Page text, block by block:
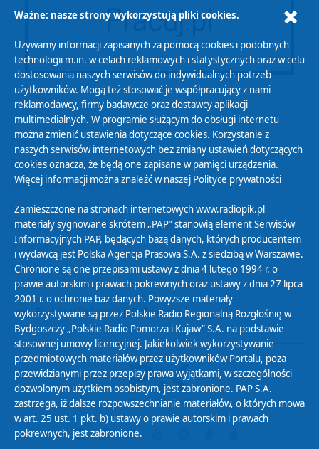
Polityka Prywatności
Zasady korzystania z Serwisu
Organizacje Pożytku Publicznego
Cyfryzacja DAB+
Polityka ochrony danych osobowych
Abonament
Zamówienia publiczne
Biuletyn Informacji Publicznej
Ważne: nasze strony wykorzystują pliki cookies.
Używamy informacji zapisanych za pomocą cookies i podobnych
technologii m.in. w celach reklamowych i statystycznych oraz w celu
dostosowania naszych serwisów do indywidualnych potrzeb
użytkowników. Mogą też stosować je współpracujący z nami
reklamodawcy, firmy badawcze oraz dostawcy aplikacji
multimedialnych. W programie służącym do obsługi internetu
można zmienić ustawienia dotyczące cookies. Korzystanie z
naszych serwisów internetowych bez zmiany ustawień dotyczących
cookies oznacza, że będą one zapisane w pamięci urządzenia.
Więcej informacji można znaleźć w naszej Polityce prywatności
Zamieszczone na stronach internetowych www.radiopik.pl
materiały sygnowane skrótem „PAP” stanowią element Serwisów
Informacyjnych PAP, będących bazą danych, których producentem
i wydawcą jest Polska Agencja Prasowa S.A. z siedzibą w Warszawie.
Chronione są one przepisami ustawy z dnia 4 lutego 1994 r. o
prawie autorskim i prawach pokrewnych oraz ustawy z dnia 27 lipca
2001 r. o ochronie baz danych. Powyższe materiały
wykorzystywane są przez Polskie Radio Regionalną Rozgłośnię w
Bydgoszczy „Polskie Radio Pomorza i Kujaw” S.A. na podstawie
stosownej umowy licencyjnej. Jakiekolwiek wykorzystywanie
przedmiotowych materiałów przez użytkowników Portalu, poza
przewidzianymi przez przepisy prawa wyjątkami, w szczególności
dozwolonym użytkiem osobistym, jest zabronione. PAP S.A.
zastrzega, iż dalsze rozpowszechnianie materiałów, o których mowa
w art. 25 ust. 1 pkt. b) ustawy o prawie autorskim i prawach
pokrewnych, jest zabronione.